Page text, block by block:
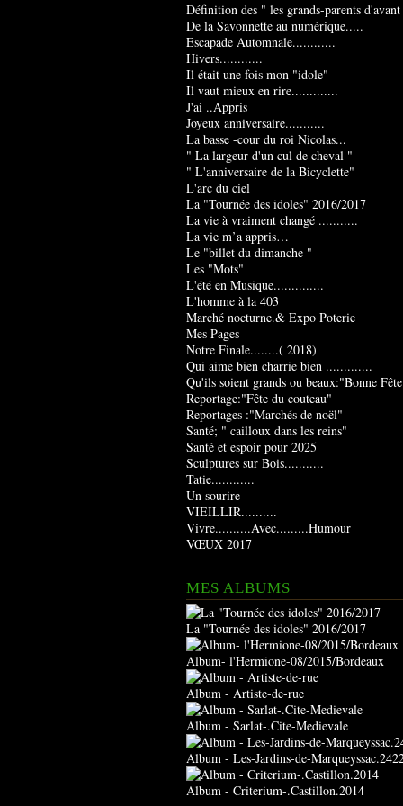
Définition des " les grands-parents
De la Savonnette au numérique.....
Escapade Automnale............
Hivers............
Il était une fois mon "idole"
Il vaut mieux en rire.............
J'ai ..Appris
Joyeux anniversaire...........
La basse -cour du roi Nicolas...
" La largeur d'un cul de cheval "
" L'anniversaire de la Bicyclette"
L'arc du ciel
La "Tournée des idoles" 2016/2017
La vie à vraiment changé ...........
La vie m’a appris…
Le "billet du dimanche "
Les "Mots"
L'été en Musique..............
L'homme à la 403
Marché nocturne.& Expo Poterie
Mes Pages
Notre Finale........( 2018)
Qui aime bien charrie bien .............
Qu'ils soient grands ou beaux:"Bonne
Reportage:"Fête du couteau"
Reportages :"Marchés de noël"
Santé; " cailloux dans les reins"
Santé et espoir pour 2025
Sculptures sur Bois...........
Tatie............
Un sourire
VIEILLIR..........
Vivre..........Avec.........Humour
VŒUX 2017
MES ALBUMS
La "Tournée des idoles" 2016/2017
Album- l'Hermione-08/2015/Bordeaux
Album - Artiste-de-rue
Album - Sarlat-.Cite-Medievale
Album - Les-Jardins-de-
Album - Criterium-.Castillon.2014